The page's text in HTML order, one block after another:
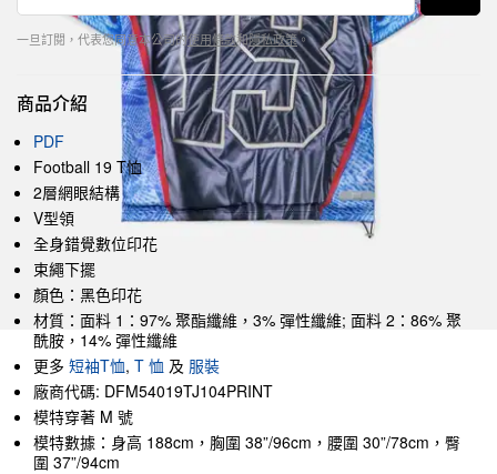
一旦訂閱，代表您同意本公司的使用條款和隱私政策。
商品介紹
PDF
Football 19 T恤
2層網眼結構
V型領
全身錯覺數位印花
束繩下擺
顏色：黑色印花
材質：面料 1：97% 聚酯纖維，3% 彈性纖維; 面料 2：86% 聚
酰胺，14% 彈性纖維
更多 短袖T恤, T 恤 及 服裝
廠商代碼: DFM54019TJ104PRINT
模特穿著 M 號
模特數據：身高 188cm，胸圍 38”/96cm，腰圍 30”/78cm，臀
圍 37”/94cm